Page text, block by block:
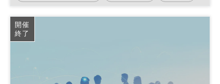
時計
参加無料
開催
終了